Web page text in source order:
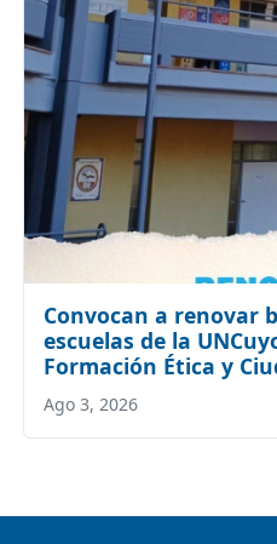
Convocan a renovar
escuelas de la
Formación Ética y
Ago 3, 2026